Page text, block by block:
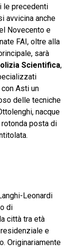
le precedenti
avvicina anche
Novecento e
FAI, oltre alla
sarà
Scientifica,
Asti un
delle tecniche
nacque
posta di
Leonardi
di
città tra età
e
Originariamente